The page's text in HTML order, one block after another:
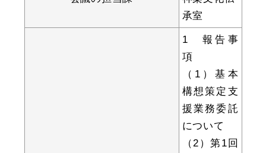
就職・退職
おくやみ
承室
1 報告事
項
（1）基本
構想策定支
援業務委託
について
（2）第1回